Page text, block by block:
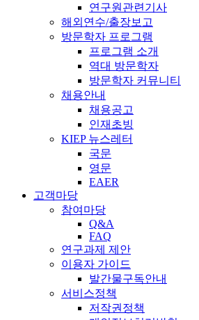
연구원관련기사
해외연수/출장보고
방문학자 프로그램
프로그램 소개
역대 방문학자
방문학자 커뮤니티
채용안내
채용공고
인재초빙
KIEP 뉴스레터
국문
영문
EAER
고객마당
참여마당
Q&A
FAQ
연구과제 제안
이용자 가이드
발간물구독안내
서비스정책
저작권정책